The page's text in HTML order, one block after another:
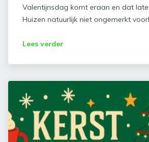
Valentijnsdag komt eraan en dat
Huizen natuurlijk niet ongemerkt
Lees verder